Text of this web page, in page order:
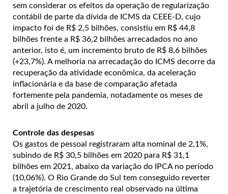
sem considerar os efeitos da operação de regularização
contábil de parte da dívida de ICMS da CEEE-D, cujo
impacto foi de R$ 2,5 bilhões, consistiu em R$ 44,8
bilhões frente a R$ 36,2 bilhões arrecadados no ano
anterior, isto é, um incremento bruto de R$ 8,6 bilhões
(+23,7%). A melhoria na arrecadação do ICMS decorre da
recuperação da atividade econômica, da aceleração
inflacionária e da base de comparação afetada
fortemente pela pandemia, notadamente os meses de
abril a julho de 2020.
Controle das despesas
Os gastos de pessoal registraram alta nominal de 2,1%,
subindo de R$ 30,5 bilhões em 2020 para R$ 31,1
bilhões em 2021, abaixo da variação do IPCA no período
(10,06%). O Rio Grande do Sul tem conseguido reverter
a trajetória de crescimento real observado na última